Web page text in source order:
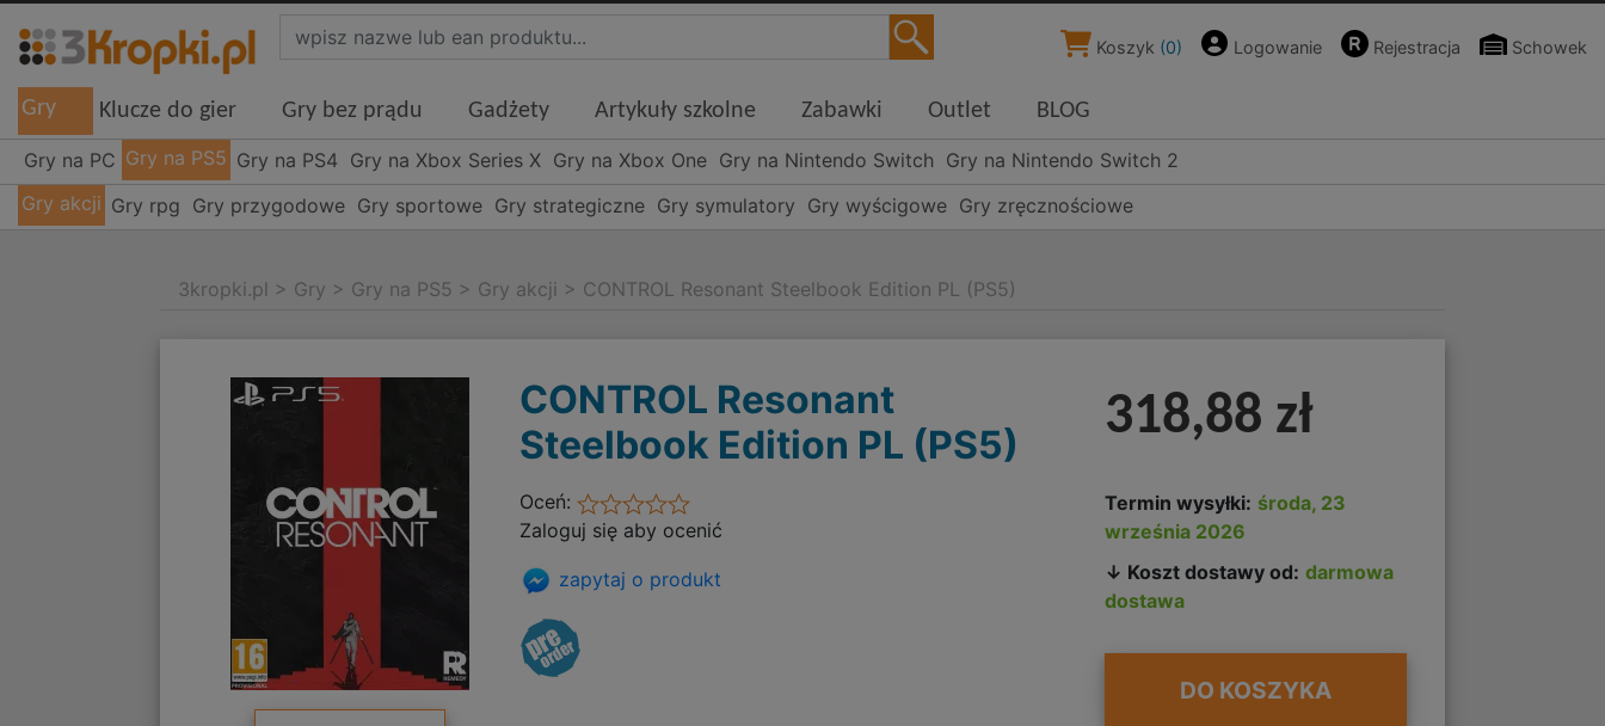
Koszyk (0) Logowanie Rejestracja Schowek
Gry Klucze do gier Gry bez prądu Gadżety Artykuły szkolne Zabawki Outlet BLOG
Gry na PC Gry na PS5 Gry na PS4 Gry na Xbox Series X Gry na Xbox One Gry na Nintendo Switch Gry na Nintendo Switch 2
Gry akcji Gry rpg Gry przygodowe Gry sportowe Gry strategiczne Gry symulatory Gry wyścigowe Gry zręcznościowe
3kropki.pl > Gry > Gry na PS5 > Gry akcji > CONTROL Resonant Steelbook Edition PL (PS5)
CONTROL Resonant
Steelbook Edition PL (PS5)
Oceń:
Zaloguj się aby ocenić
zapytaj o produkt
318,88 zł
Termin wysyłki: środa, 23
września 2026
↓ Koszt dostawy od: darmowa
dostawa
DO KOSZYKA